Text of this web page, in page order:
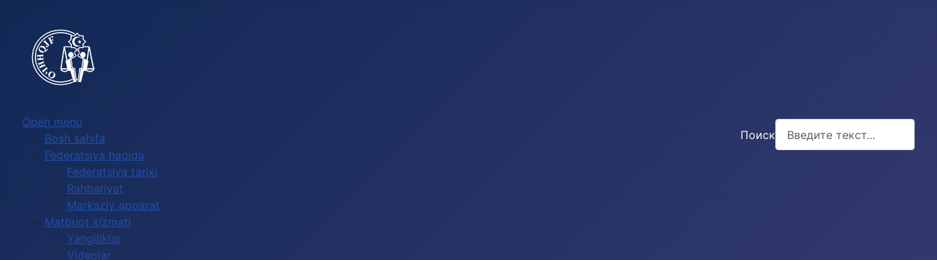
Open menu
Bosh sahifa
Federatsiya haqida
Federatsiya tarixi
Rahbariyat
Markaziy apparat
Matbuot xizmati
Yangiliklar
Videolar
Поиск